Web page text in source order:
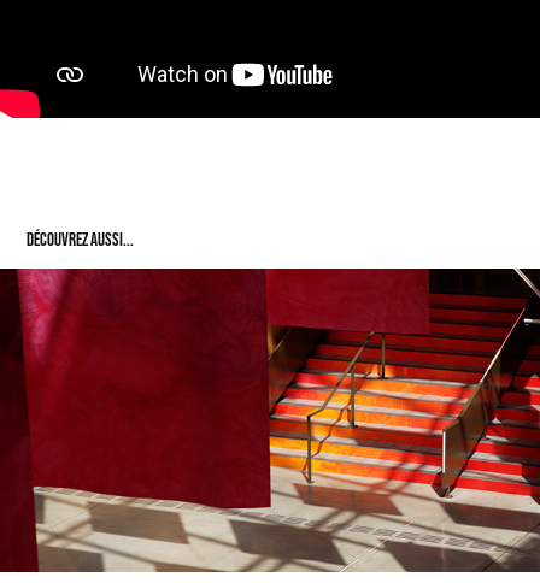
Découvrez aussi...
Annecy Paysages 2024